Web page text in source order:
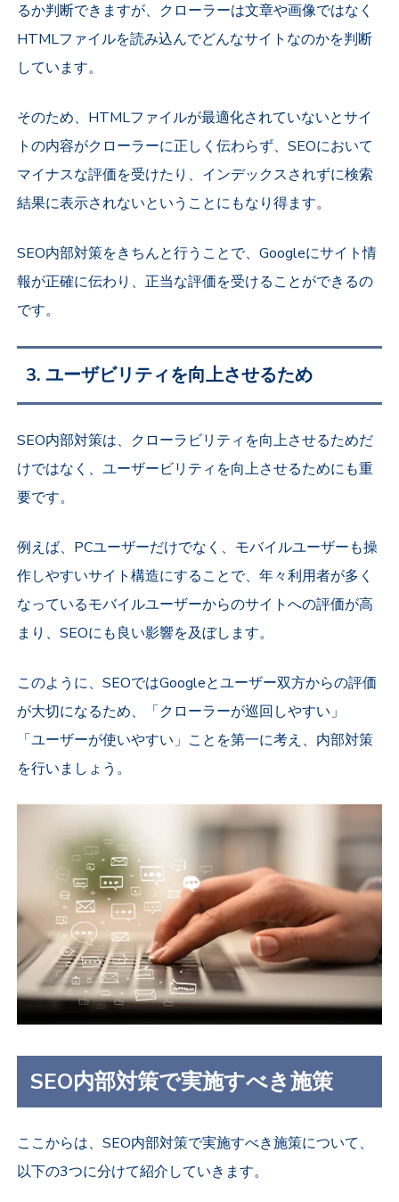
るか判断できますが、クローラーは文章や画像ではなく
HTMLファイルを読み込んでどんなサイトなのかを判断
しています。
そのため、HTMLファイルが最適化されていないとサイ
トの内容がクローラーに正しく伝わらず、SEOにおいて
マイナスな評価を受けたり、インデックスされずに検索
結果に表示されないということにもなり得ます。
SEO内部対策をきちんと行うことで、Googleにサイト情
報が正確に伝わり、正当な評価を受けることができるの
です。
3. ユーザビリティを向上させるため
SEO内部対策は、クローラビリティを向上させるためだ
けではなく、ユーザービリティを向上させるためにも重
要です。
例えば、PCユーザーだけでなく、モバイルユーザーも操
作しやすいサイト構造にすることで、年々利用者が多く
なっているモバイルユーザーからのサイトへの評価が高
まり、SEOにも良い影響を及ぼします。
このように、SEOではGoogleとユーザー双方からの評価
が大切になるため、「クローラーが巡回しやすい」
「ユーザーが使いやすい」ことを第一に考え、内部対策
を行いましょう。
SEO内部対策で実施すべき施策
ここからは、SEO内部対策で実施すべき施策について、
以下の3つに分けて紹介していきます。